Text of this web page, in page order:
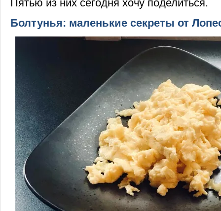
Пятью из них сегодня хочу поделиться.
Болтунья: маленькие секреты от